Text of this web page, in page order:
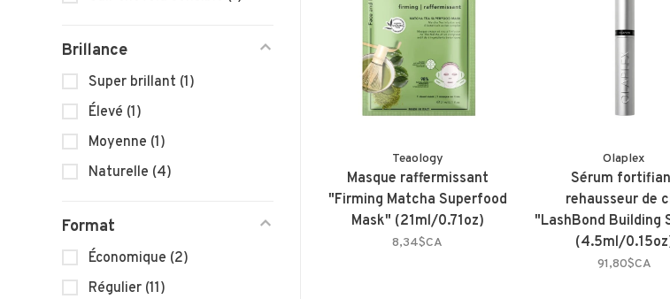
Brillance
Super brillant (1)
Élevé (1)
Moyenne (1)
Naturelle (4)
Format
Économique (2)
Régulier (11)
Teaology
Masque raffermissant
"Firming Matcha Superfood
Mask" (21ml/0.71oz)
8,34$CA
Olaplex
Sérum
rehausseur de
"LashBond Building
(4.5ml/
91,80$CA